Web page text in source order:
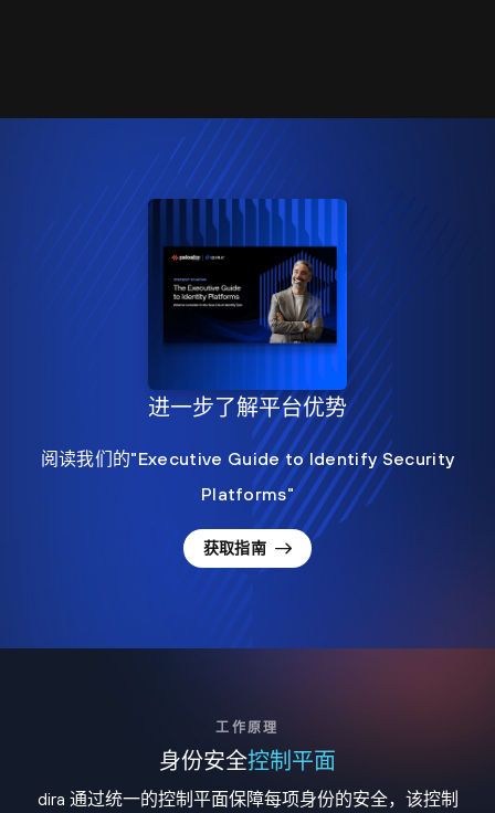
进一步了解平台优势
阅读我们的"Executive Guide to Identify Security
Platforms"
获取指南
工作原理
身份安全控制平面
dira 通过统一的控制平面保障每项身份的安全，该控制